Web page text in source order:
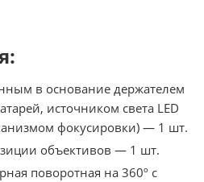
в основание держателем
источником света LED
фокусировки) — 1 шт.
объективов — 1 шт.
поворотная на 360º с